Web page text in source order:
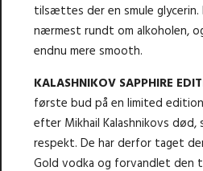
tilsættes der en smule
nærmest rundt om alkoholen,
endnu mere smooth.
KALASHNIKOV SAPPHIRE
første bud på en limited
efter Mikhail Kalashnikovs
respekt. De har derfor taget
Gold vodka og forvandlet den